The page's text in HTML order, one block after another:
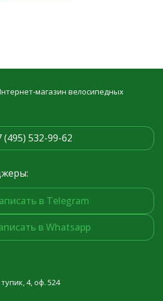
магазин велосипедных
(495) 532-99-62
в Telegram
в Whatsapp
4, оф. 524